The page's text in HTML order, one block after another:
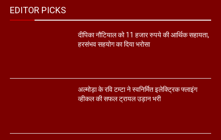
EDITOR PICKS
दीपिका नौटियाल को 11 हजार रुपये की आर्थिक सहायता,
हरसंभव सहयोग का दिया भरोसा
अल्मोड़ा के रवि टम्टा ने स्वनिर्मित इलेक्ट्रिक फ्लाइंग
व्हीकल की सफल ट्रायल उड़ान भरी